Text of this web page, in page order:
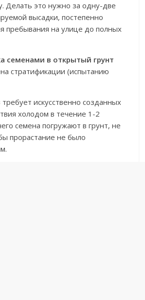
Делать это нужно за одну-две
высадки, постепенно
пребывания на улице до полных
семенами в открытый грунт
стратификации (испытанию
требует искусственно созданных
холодом в течение 1-2
семена погружают в грунт, не
прорастание не было